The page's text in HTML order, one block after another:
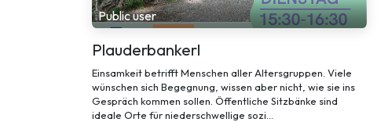
Public user
Plauderbankerl
Einsamkeit betrifft Menschen aller Altersgruppen. Viele
wünschen sich Begegnung, wissen aber nicht, wie sie ins
Gespräch kommen sollen. Öffentliche Sitzbänke sind
ideale Orte für niederschwellige sozi...